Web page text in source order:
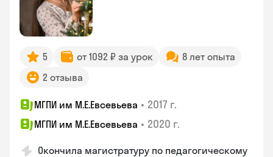
5 от 1092 ₽ за урок
8 лет опыта
2 отзыва
МГПИ им М.Е.Евсевьева • 2017 г.
МГПИ им М.Е.Евсевьева • 2020 г.
Окончила магистратуру по педагогическому